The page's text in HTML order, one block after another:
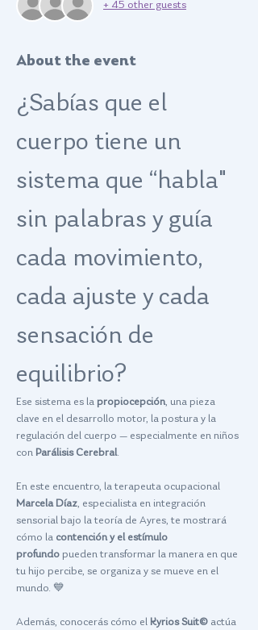
+ 45 other guests
About the event
¿Sabías que el
cuerpo tiene un
sistema que “habla"
sin palabras y guía
cada movimiento,
cada ajuste y cada
sensación de
equilibrio?
Ese sistema es la propiocepción, una pieza
clave en el desarrollo motor, la postura y la
regulación del cuerpo — especialmente en niños
con Parálisis Cerebral.
En este encuentro, la terapeuta ocupacional
Marcela Díaz, especialista en integración
sensorial bajo la teoría de Ayres, te mostrará
cómo la contención y el estímulo
profundo pueden transformar la manera en que
tu hijo percibe, se organiza y se mueve en el
mundo. 💙
Además, conocerás cómo el Kyrios Suit© actúa